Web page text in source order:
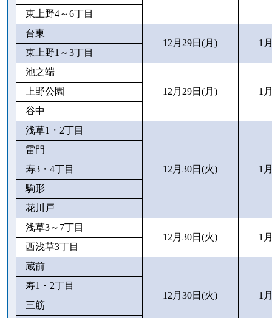
東上野4～6丁目
台東
12月29日(月)
1
東上野1～3丁目
池之端
12月29日(月)
1
上野公園
谷中
浅草1・2丁目
12月30日(火) 1
雷門
寿3・4丁目
駒形
花川戸
浅草3～7丁目
12月30日(火)
1
西浅草3丁目
蔵前
12月30日(火) 1
寿1・2丁目
三筋